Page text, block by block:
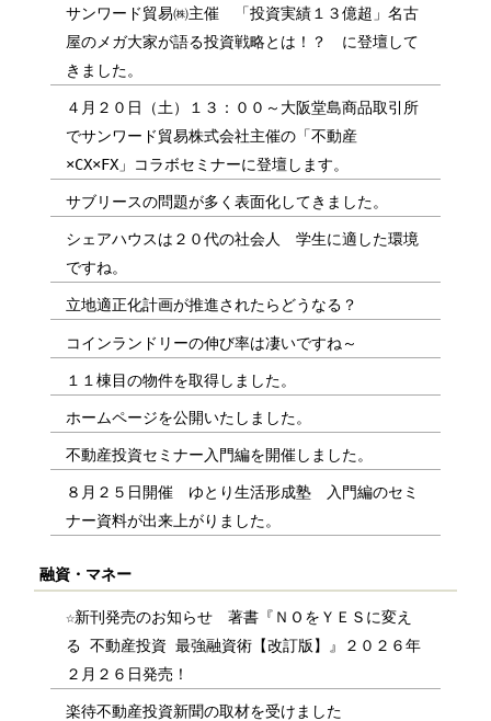
サンワード貿易㈱主催 「投資実績１３億超」 名古
屋のメガ大家が語る投資戦略とは！？ に登壇して
きました。
４月２０日（土）１３：００～大阪堂島商品取引所
でサンワード貿易株式会社主催の「不動産
×CX×FX」コラボセミナーに登壇します。
サブリースの問題が多く表面化してきました。
シェアハウスは２０代の社会人 学生に適した環境
ですね。
立地適正化計画が推進されたらどうなる？
コインランドリーの伸び率は凄いですね～
１１棟目の物件を取得しました。
ホームページを公開いたしました。
不動産投資セミナー入門編を開催しました。
８月２５日開催 ゆとり生活形成塾 入門編のセミ
ナー資料が出来上がりました。
融資・マネー
☆新刊発売のお知らせ 著書『ＮＯをＹＥＳに変え
る 不動産投資 最強融資術【改訂版】』２０２６年
２月２６日発売！
楽待不動産投資新聞の取材を受けました